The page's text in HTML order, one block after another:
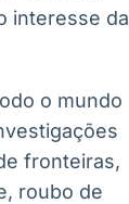
interesse da
o mundo
fronteiras,
roubo de